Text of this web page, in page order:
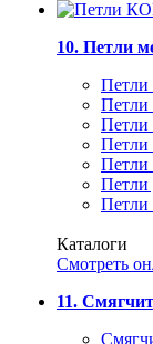
10. Петли
Петли
Петли
Петли
Петли
Каталоги
Смотреть
11.